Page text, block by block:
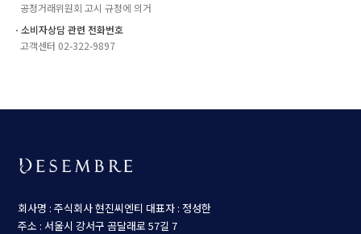
공정거래위원회 고시 규정에 의거
ㆍ소비자상담 관련 전화번호
고객센터 02-322-9897
회사명 : 주식회사 현진씨엔티 대표자 : 정성한
주소 : 서울시 강서구 곰달래로 57길 7